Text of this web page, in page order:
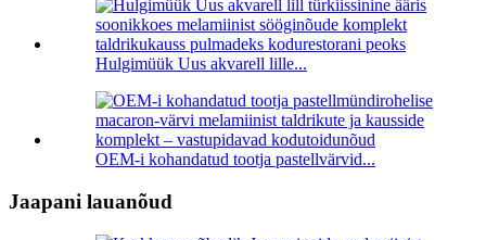
Hulgimüük Uus akvarell lille...
OEM-i kohandatud tootja pastellvärvid...
Jaapani lauanõud